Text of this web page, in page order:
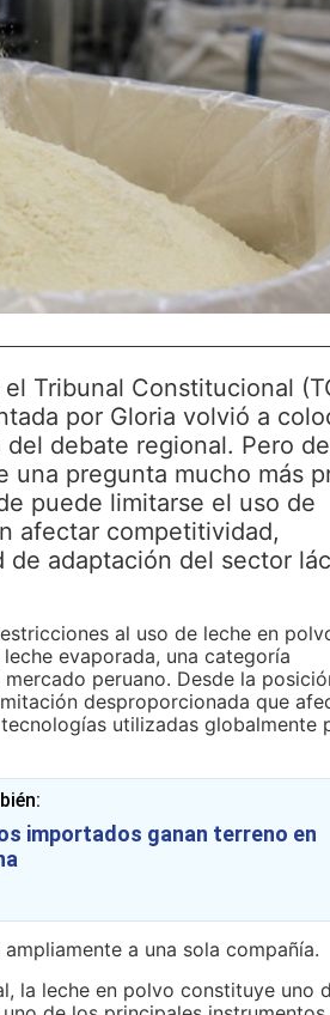
Tribunal Constitucional
por Gloria volvió a
debate regional. Pero
una pregunta mucho más
puede limitarse el uso de
afectar competitividad,
de adaptación del sector
al uso de leche en
evaporada, una categoría
peruano. Desde la
desproporcionada que
utilizadas globalmente
importados ganan terreno en
a una sola compañía.
la leche en polvo constituye uno